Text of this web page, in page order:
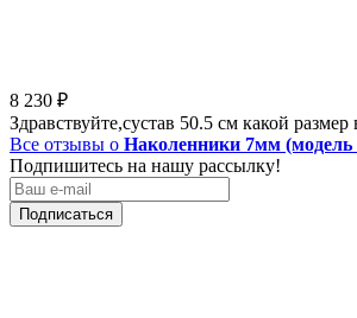
8 230 ₽
Здравствуйте,сустав 50.5 см какой размер
Все отзывы о Наколенники 7мм (модель
Подпишитесь на нашу рассылку!
Подписаться